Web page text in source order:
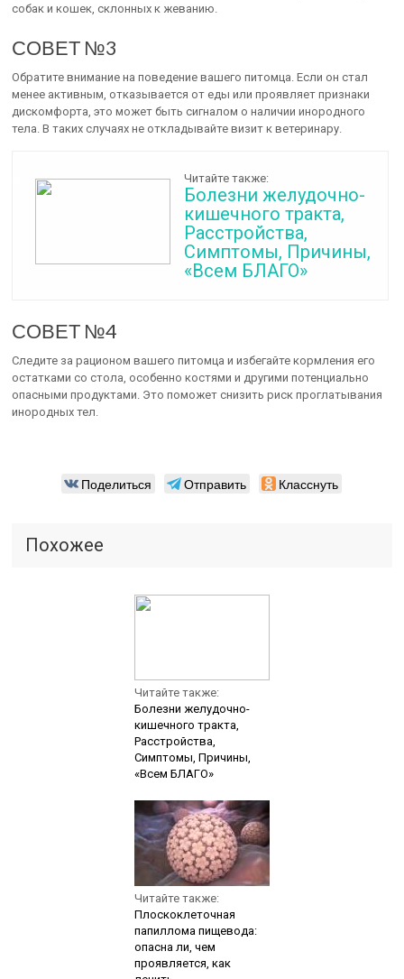
собак и кошек, склонных к жеванию.
СОВЕТ №3
Обратите внимание на поведение вашего питомца. Если он стал
менее активным, отказывается от еды или проявляет признаки
дискомфорта, это может быть сигналом о наличии инородного
тела. В таких случаях не откладывайте визит к ветеринару.
Читайте также:
Болезни желудочно-
кишечного тракта,
Расстройства,
Симптомы, Причины,
«Всем БЛАГО»
СОВЕТ №4
Следите за рационом вашего питомца и избегайте кормления его
остатками со стола, особенно костями и другими потенциально
опасными продуктами. Это поможет снизить риск проглатывания
инородных тел.
Поделиться Отправить Класснуть
Похожее
Читайте также:
Болезни желудочно-
кишечного тракта,
Расстройства,
Симптомы, Причины,
«Всем БЛАГО»
Читайте также:
Плоскоклеточная
папиллома пищевода:
опасна ли, чем
проявляется, как